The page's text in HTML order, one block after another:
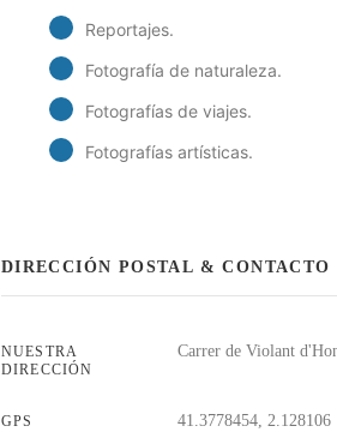
Reportajes.
Fotografía de naturaleza.
Fotografías de viajes.
Fotografías artísticas.
DIRECCIÓN POSTAL & CONTACTO
NUESTRA
DIRECCIÓN
Carrer de Violant
GPS 41.3778454, 2.128106